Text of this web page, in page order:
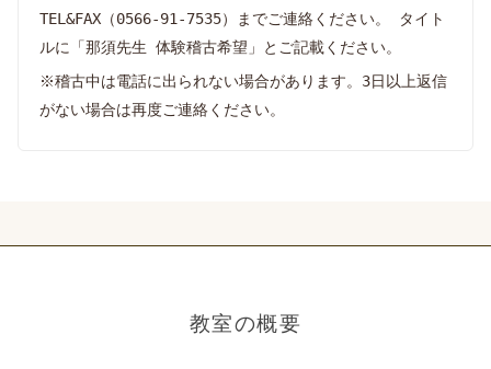
TEL&FAX（0566-91-7535）までご連絡ください。 タイト
ルに「那須先生 体験稽古希望」とご記載ください。
※稽古中は電話に出られない場合があります。3日以上返信
がない場合は再度ご連絡ください。
教室の概要